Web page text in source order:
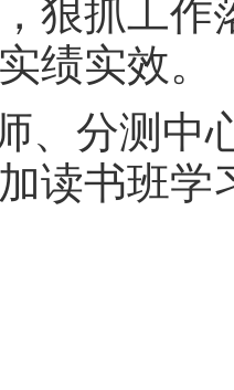
狠抓工
绩实效。
、分测中
读书班学